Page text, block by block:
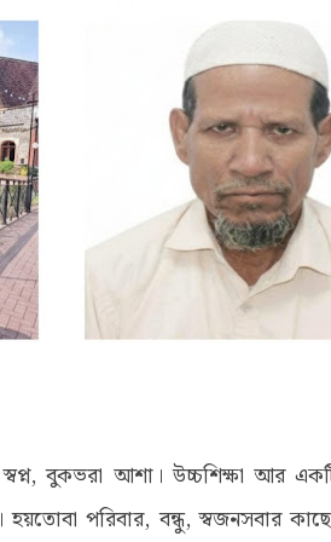
পালনে
আসছেন
সমাবেশ,
জব্দ
বুকভরা আশা। উচ্চশিক্ষা আর
পরিবার, বন্ধু, স্বজনসবার